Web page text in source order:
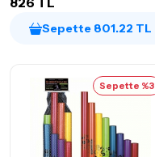
Sepette 801.22 TL
Sepette %3